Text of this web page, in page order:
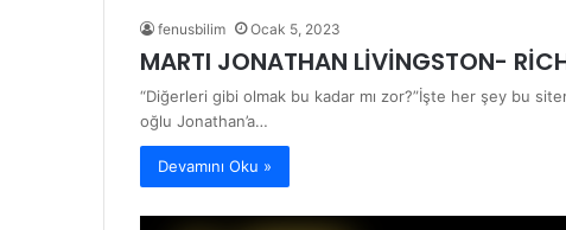
fenusbilim Ocak 5, 2023
MARTI JONATHAN LİVİNGSTON-
“Diğerleri gibi olmak bu kadar mı zor?”İşte her şey bu
oğlu Jonathan’a…
Devamını Oku »